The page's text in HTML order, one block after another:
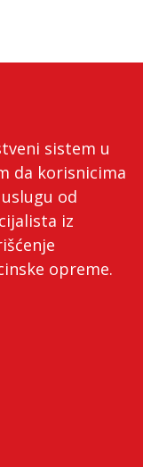
sistem u
da korisnicima
od
iz
opreme.